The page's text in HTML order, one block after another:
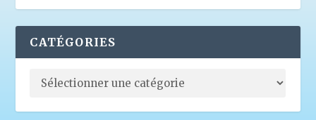
CATÉGORIES